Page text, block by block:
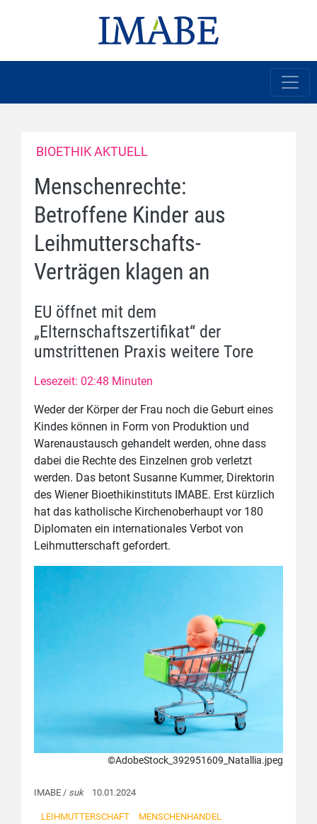
BIOETHIK AKTUELL
Menschenrechte:
Betroffene Kinder aus
Leihmutterschafts-
Verträgen klagen an
EU öffnet mit dem
„Elternschaftszertifikat“ der
umstrittenen Praxis weitere Tore
Lesezeit: 02:48 Minuten
Weder der Körper der Frau noch die Geburt eines
Kindes können in Form von Produktion und
Warenaustausch gehandelt werden, ohne dass
dabei die Rechte des Einzelnen grob verletzt
werden. Das betont Susanne Kummer, Direktorin
des Wiener Bioethikinstituts IMABE. Erst kürzlich
hat das katholische Kirchenoberhaupt vor 180
Diplomaten ein internationales Verbot von
Leihmutterschaft gefordert.
©AdobeStock_392951609_Natallia.jpeg
IMABE / suk10.01.2024
LEIHMUTTERSCHAFT MENSCHENHANDEL